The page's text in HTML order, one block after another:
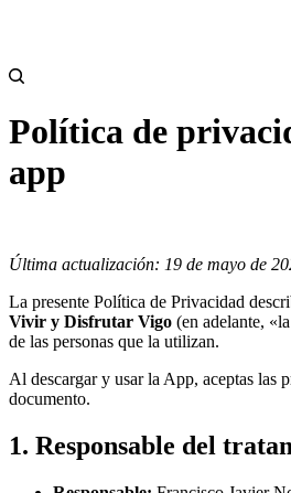
Política de
app
Última actualización: 19 de mayo de
La presente Política de Privacidad
Vivir y Disfrutar Vigo (en adelante,
de las personas que la utilizan.
Al descargar y usar la App, aceptas las
documento.
1. Responsable del